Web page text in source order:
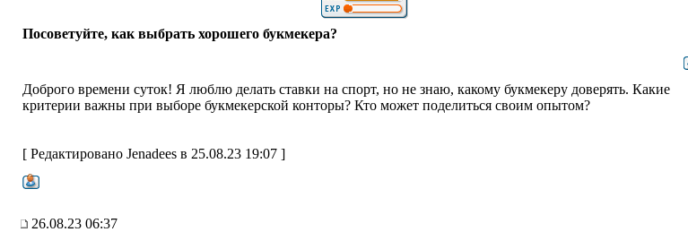
Посоветуйте, как выбрать хорошего букмекера?
Доброго времени суток! Я люблю делать ставки на спорт, но не знаю, какому букмекеру доверять. Какие
критерии важны при выборе букмекерской конторы? Кто может поделиться своим опытом?
[ Редактировано Jenadees в 25.08.23 19:07 ]
26.08.23 06:37